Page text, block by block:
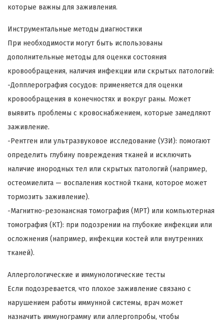
которые важны для заживления.
Инструментальные методы диагностики
При необходимости могут быть использованы
дополнительные методы для оценки состояния
кровообращения, наличия инфекции или скрытых патологий:
-Допплерография сосудов: применяется для оценки
кровообращения в конечностях и вокруг раны. Может
выявить проблемы с кровоснабжением, которые замедляют
заживление.
-Рентген или ультразвуковое исследование (УЗИ): помогают
определить глубину повреждения тканей и исключить
наличие инородных тел или скрытых патологий (например,
остеомиелита — воспаления костной ткани, которое может
тормозить заживление).
-Магнитно-резонансная томография (МРТ) или компьютерная
томография (КТ): при подозрении на глубокие инфекции или
осложнения (например, инфекции костей или внутренних
тканей).
Аллергологические и иммунологические тесты
Если подозревается, что плохое заживление связано с
нарушением работы иммунной системы, врач может
назначить иммунограмму или аллергопробы, чтобы